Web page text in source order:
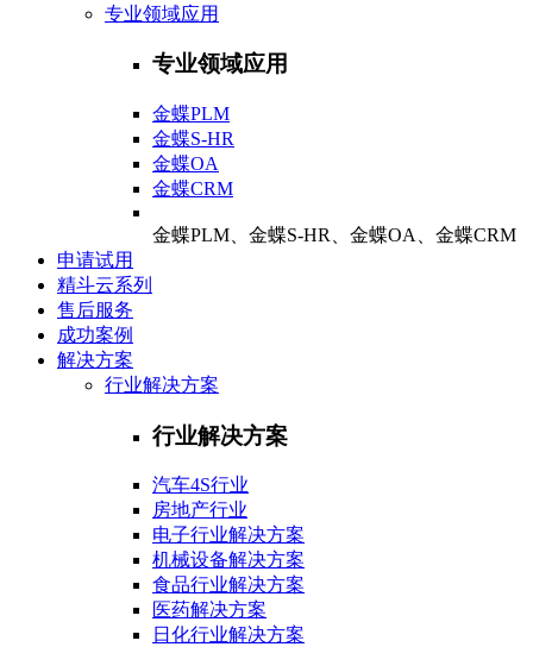
专业领域应用
专业领域应用
金蝶PLM
金蝶S-HR
金蝶OA
金蝶CRM
金蝶PLM、金蝶S-HR、金蝶OA、金蝶CRM
申请试用
精斗云系列
售后服务
成功案例
解决方案
行业解决方案
行业解决方案
汽车4S行业
房地产行业
电子行业解决方案
机械设备解决方案
食品行业解决方案
医药解决方案
日化行业解决方案